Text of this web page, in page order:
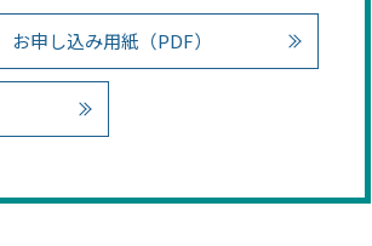
お申し込み用紙（PDF）